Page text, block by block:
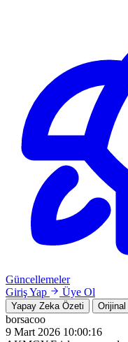
Güncellemeler
Giriş Yap
Üye Ol
Yapay Zeka Özeti
borsacoo
9 Mart 2026 10:00:16